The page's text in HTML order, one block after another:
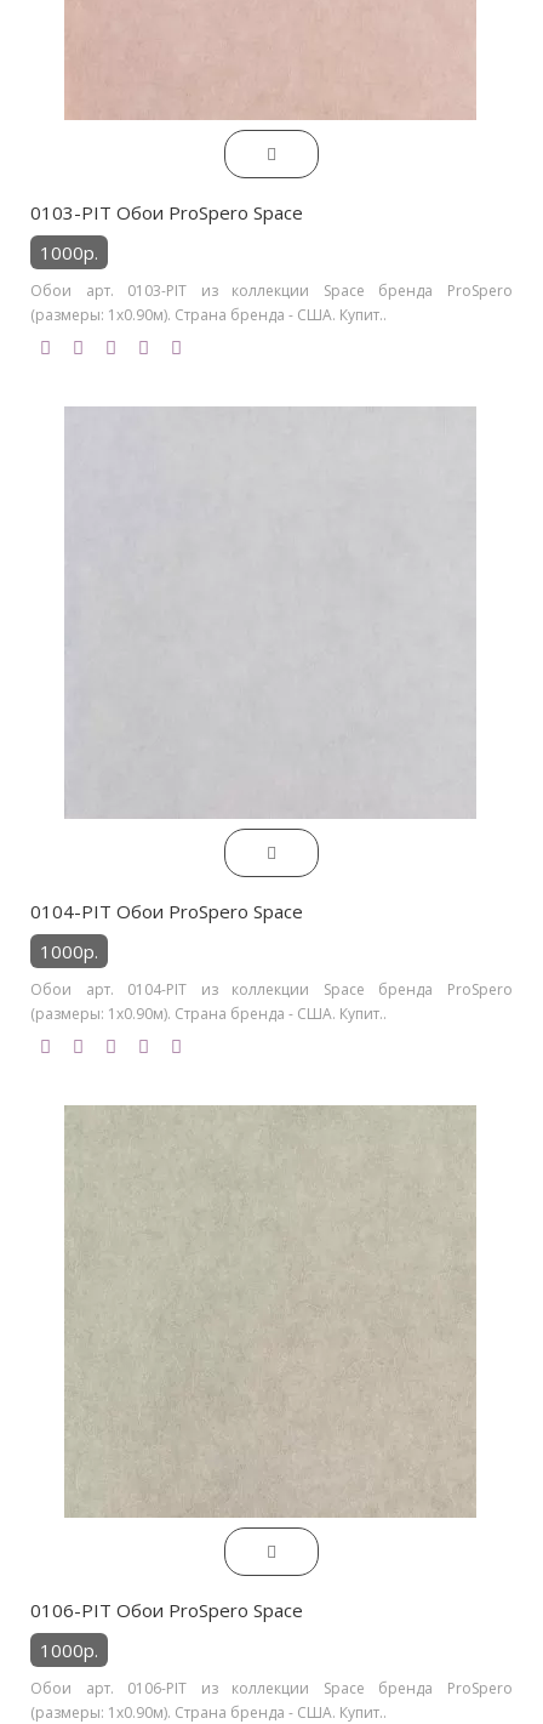
0103-PIT Обои ProSpero Space
1000р.
Обои арт. 0103-PIT из коллекции Space бренда ProSpero
(размеры: 1х0.90м). Страна бренда - США. Купит..
0104-PIT Обои ProSpero Space
1000р.
Обои арт. 0104-PIT из коллекции Space бренда ProSpero
(размеры: 1х0.90м). Страна бренда - США. Купит..
0106-PIT Обои ProSpero Space
1000р.
Обои арт. 0106-PIT из коллекции Space бренда ProSpero
(размеры: 1х0.90м). Страна бренда - США. Купит..